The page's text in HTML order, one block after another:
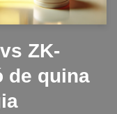
ZK-
de quina